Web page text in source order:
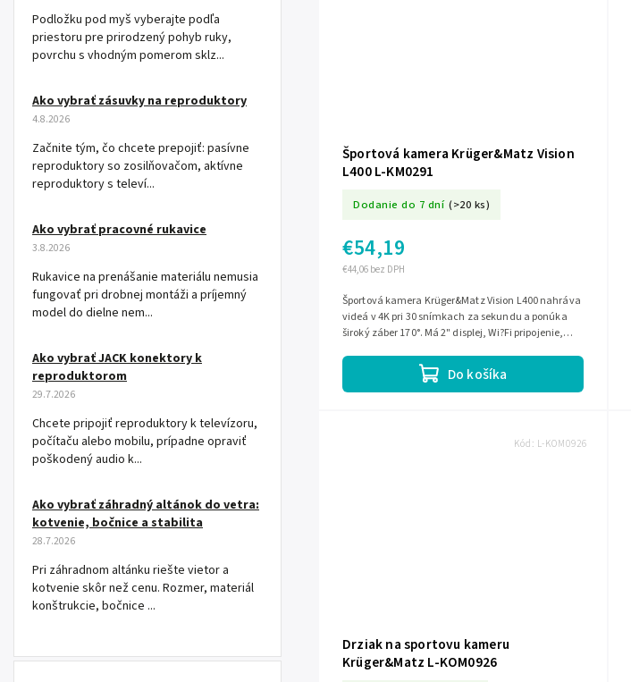
Podložku pod myš vyberajte podľa
priestoru pre prirodzený pohyb ruky,
povrchu s vhodným pomerom sklz...
Ako vybrať zásuvky na reproduktory
4.8.2026
Začnite tým, čo chcete prepojiť: pasívne
reproduktory so zosilňovačom, aktívne
reproduktory s televí...
Ako vybrať pracovné rukavice
3.8.2026
Rukavice na prenášanie materiálu nemusia
fungovať pri drobnej montáži a príjemný
model do dielne nem...
Ako vybrať JACK konektory k
reproduktorom
29.7.2026
Chcete pripojiť reproduktory k televízoru,
počítaču alebo mobilu, prípadne opraviť
poškodený audio k...
Ako vybrať záhradný altánok do vetra:
kotvenie, bočnice a stabilita
28.7.2026
Pri záhradnom altánku riešte vietor a
kotvenie skôr než cenu. Rozmer, materiál
konštrukcie, bočnice ...
Športová kamera Krüger&Matz Vision
L400 L-KM0291
Dodanie do 7 dní (>20 ks)
€44,06 bez DPH
€54,19
Do košíka
Športová kamera Krüger&Matz Vision L400 nahráva
videá v 4K pri 30 snímkach za sekundu a ponúka
široký záber 170°. Má 2" displej, Wi?Fi pripojenie,
Drziak na sportovu kameru
Krüger&Matz L-KOM0926
Kód: L-KOM0926